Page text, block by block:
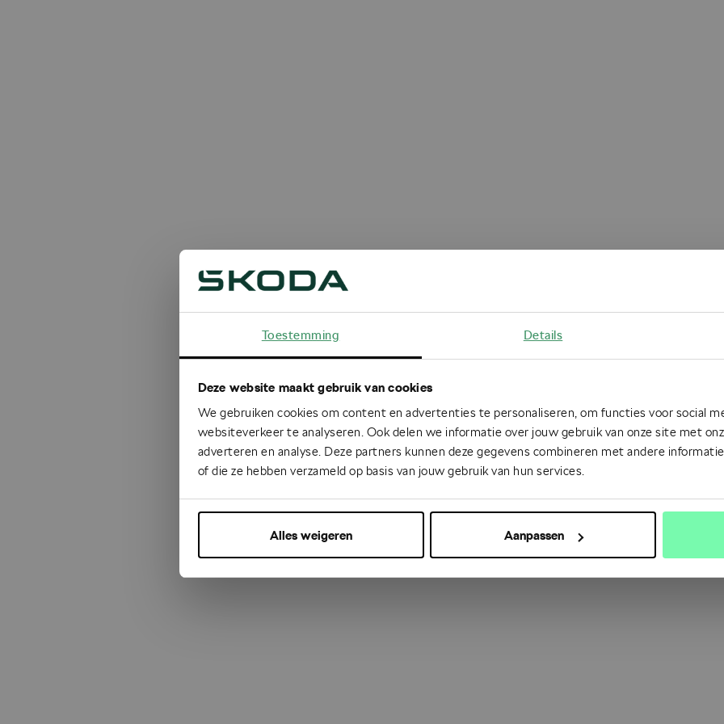
Toestemming Details
Deze website maakt gebruik van cookies
We gebruiken cookies om content en advertenties te personaliseren, om functies voor social
websiteverkeer te analyseren. Ook delen we informatie over jouw gebruik van onze site met
adverteren en analyse. Deze partners kunnen deze gegevens combineren met andere
of die ze hebben verzameld op basis van jouw gebruik van hun services.
Alles weigeren Aanpassen
Oops!
Something went wrong. Please try refreshing the app